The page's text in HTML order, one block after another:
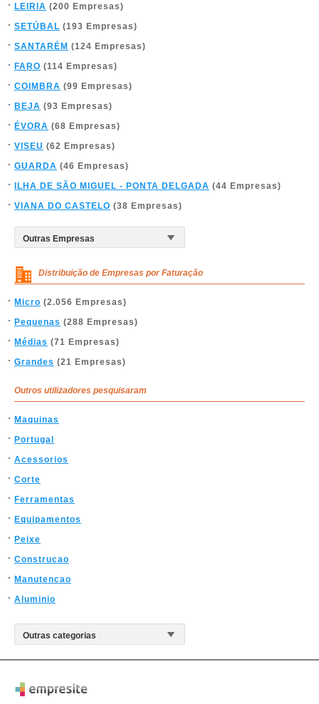
LEIRIA (200 Empresas)
SETÚBAL (193 Empresas)
SANTARÉM (124 Empresas)
FARO (114 Empresas)
COIMBRA (99 Empresas)
BEJA (93 Empresas)
ÉVORA (68 Empresas)
VISEU (62 Empresas)
GUARDA (46 Empresas)
ILHA DE SÃO MIGUEL - PONTA DELGADA (44 Empresas)
VIANA DO CASTELO (38 Empresas)
Distribuição de Empresas por Faturação
Micro (2.056 Empresas)
Pequenas (288 Empresas)
Médias (71 Empresas)
Grandes (21 Empresas)
Outros utilizadores pesquisaram
Maquinas
Portugal
Acessorios
Corte
Ferramentas
Equipamentos
Peixe
Construcao
Manutencao
Aluminio